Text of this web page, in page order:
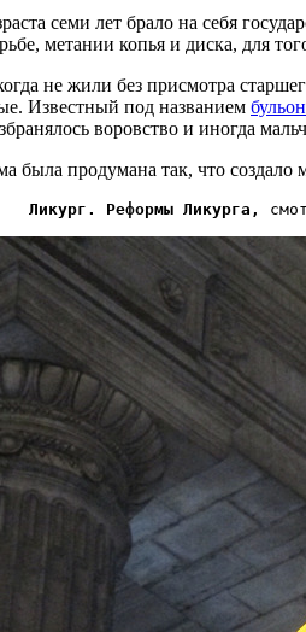
семи лет брало на себя
метании копья и диска, для
не жили без присмотра
Известный под названием
воровство и иногда
была продумана так, что
Ликург. Реформы Ликурга,